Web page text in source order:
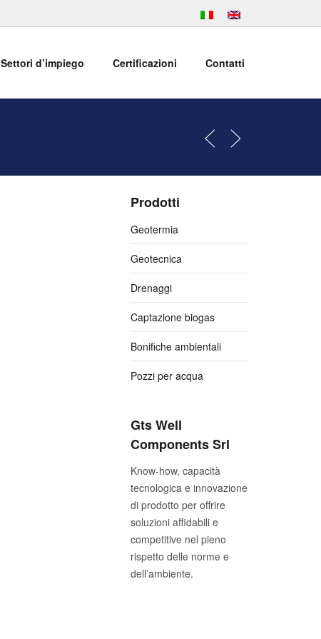
Settori d’impiego Certificazioni Contatti
Prodotti
Geotermia
Geotecnica
Drenaggi
Captazione biogas
Bonifiche ambientali
Pozzi per acqua
Gts Well
Components Srl
Know-how, capacità
tecnologica e innovazione
di prodotto per offrire
soluzioni affidabili e
competitive nel pieno
rispetto delle norme e
dell’ambiente.